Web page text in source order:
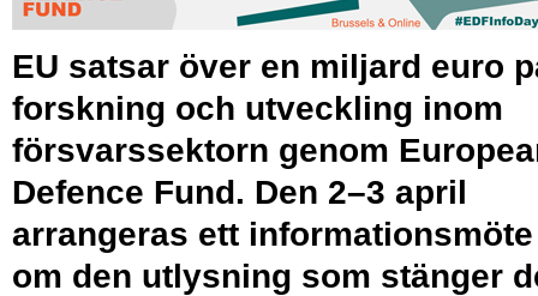
EU satsar över en miljard euro
forskning och utveckling inom
försvarssektorn genom
Defence Fund. Den 2–3 april
arrangeras ett informationsmöte
om den utlysning som stänger